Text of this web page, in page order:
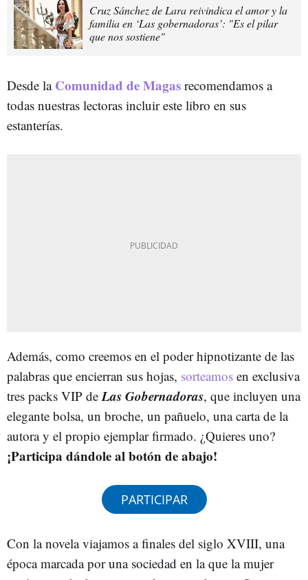
Cruz Sánchez de Lara reivindica el amor y la
familia en ‘Las gobernadoras’: "Es el pilar
que nos sostiene"
Desde la Comunidad de Magas recomendamos a
todas nuestras lectoras incluir este libro en sus
estanterías.
Además, como creemos en el poder hipnotizante de las
palabras que encierran sus hojas, sorteamos en exclusiva
tres packs VIP de Las Gobernadoras, que incluyen una
elegante bolsa, un broche, un pañuelo, una carta de la
autora y el propio ejemplar firmado. ¿Quieres uno?
¡Participa dándole al botón de abajo!
PARTICIPAR
Con la novela viajamos a finales del siglo XVIII, una
época marcada por una sociedad en la que la mujer